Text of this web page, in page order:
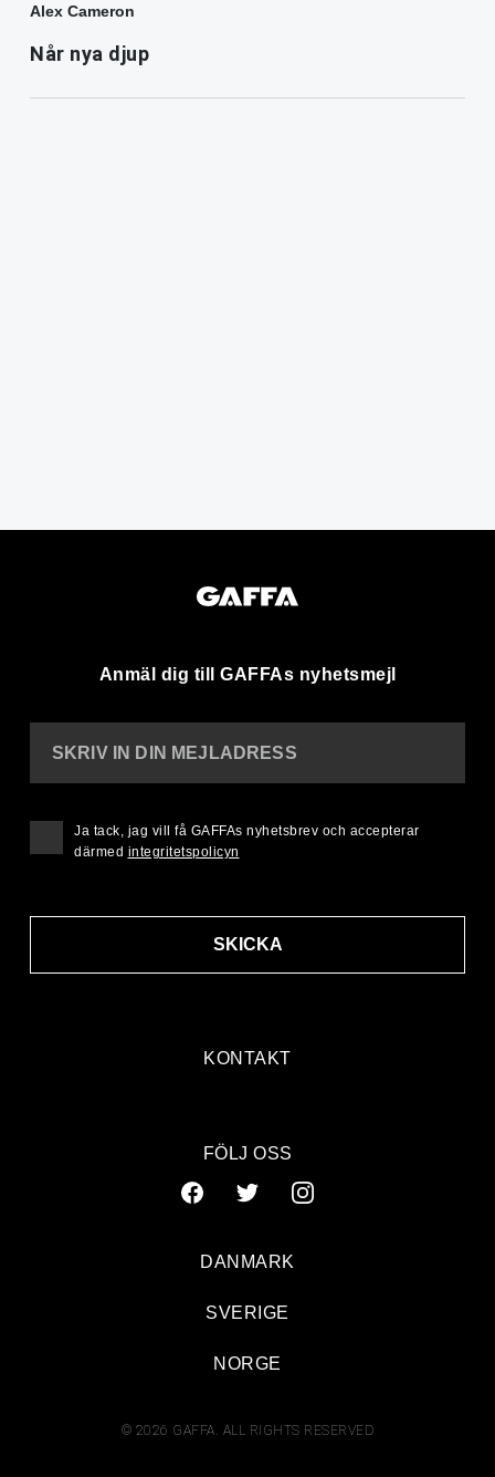
Alex Cameron
Når nya djup
Anmäl dig till GAFFAs nyhetsmejl
KONTAKT
SKRIV IN DIN MEJLADRESS
SKICKA
Ja tack, jag vill få GAFFAs nyhetsbrev och accepterar
därmed integritetspolicyn
FÖLJ OSS
© 2026 GAFFA. ALL RIGHTS RESERVED
DANMARK
SVERIGE
NORGE